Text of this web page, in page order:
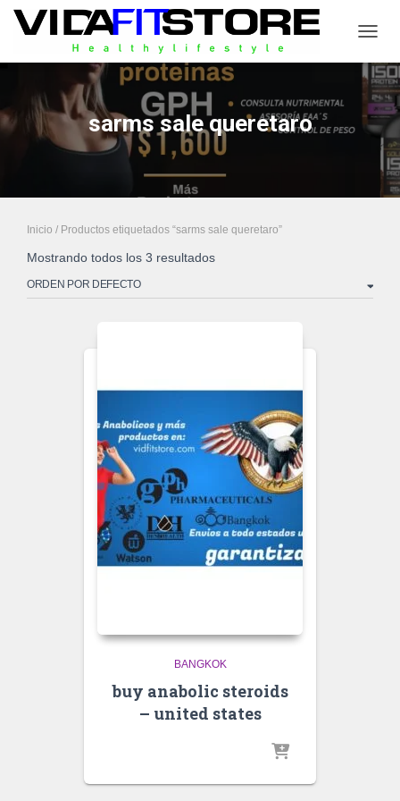
sarms sale queretaro
Inicio / Productos etiquetados “sarms sale queretaro”
Mostrando todos los 3 resultados
BANGKOK
buy anabolic steroids
– united states